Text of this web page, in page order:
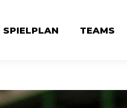
SPIELPLAN TEAMS